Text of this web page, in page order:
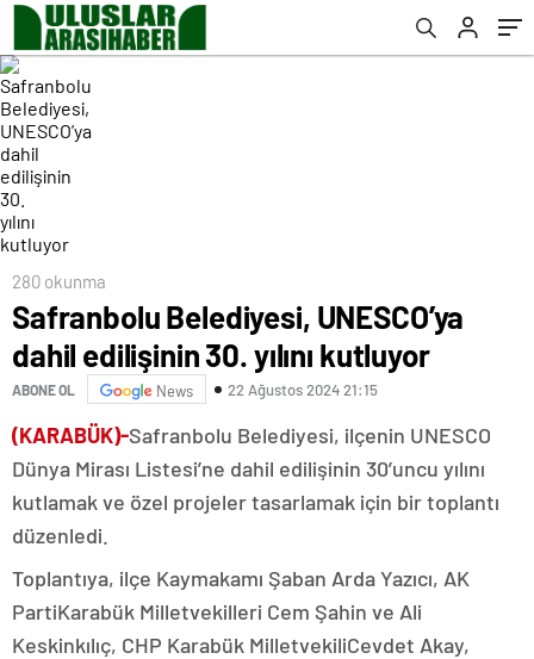
280 okunma
Safranbolu Belediyesi, UNESCO’ya
dahil edilişinin 30. yılını kutluyor
ABONE OL News 22 Ağustos 2024 21:15
(KARABÜK)-Safranbolu Belediyesi, ilçenin UNESCO
Dünya Mirası Listesi’ne dahil edilişinin 30’uncu yılını
kutlamak ve özel projeler tasarlamak için bir toplantı
düzenledi.
Toplantıya, ilçe Kaymakamı Şaban Arda Yazıcı, AK
PartiKarabük Milletvekilleri Cem Şahin ve Ali
Keskinkılıç, CHP Karabük MilletvekiliCevdet Akay,